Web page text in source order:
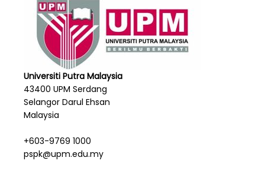
Universiti Putra Malaysia
43400 UPM Serdang
Selangor Darul Ehsan
Malaysia
+603-9769 1000
pspk@upm.edu.my